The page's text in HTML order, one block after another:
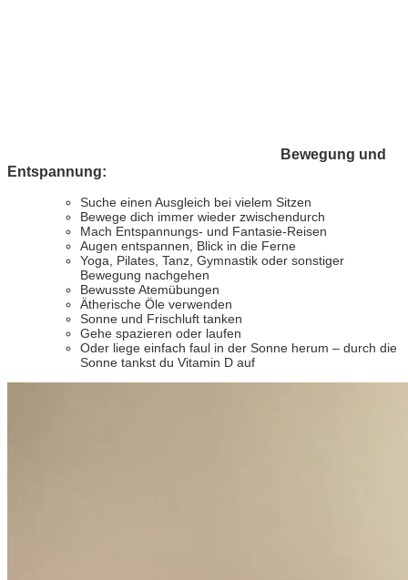
Bewegung und
Entspannung:
Suche einen Ausgleich bei vielem Sitzen
Bewege dich immer wieder zwischendurch
Mach Entspannungs- und Fantasie-Reisen
Augen entspannen, Blick in die Ferne
Yoga, Pilates, Tanz, Gymnastik oder sonstiger
Bewegung nachgehen
Bewusste Atemübungen
Ätherische Öle verwenden
Sonne und Frischluft tanken
Gehe spazieren oder laufen
Oder liege einfach faul in der Sonne herum – durch die
Sonne tankst du Vitamin D auf